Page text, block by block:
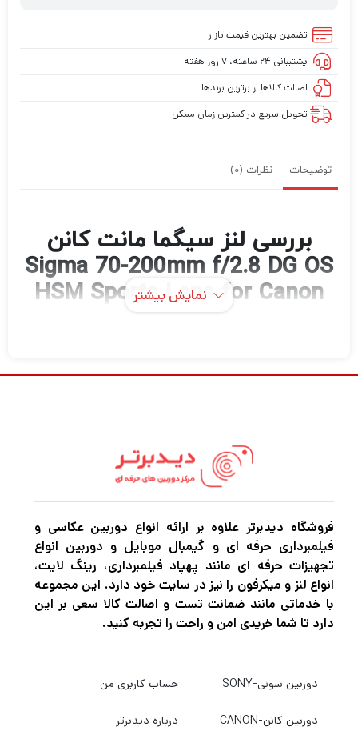
تضمین بهترین قیمت بازار
پشتیبانی ۲۴ ساعته، ۷ روز هفته
اصالت کالاها از برترین برندها
تحویل سریع در کمترین زمان ممکن
توضیحات نظرات (0)
بررسی لنز سیگما مانت کانن
Sigma 70-200mm f/2.8 DG OS
HSM Sports Lens for Canon
لنز ورزشی کانن EF Sigma 70-200mm f/2.8 DG
است که با طراحی روشن و پیچیده‌اش مشخص
شرایط نوری دشوار عالی است و همچنین کنترل
بیشتری بر عمق میدان برای ایزوله کردن سوژه ها
ارائه می دهد. با توجه به طرح اپتیکال، از 10
عنصر پراکندگی کم تاثیرگذار استفاده می‌شود تا
انحرافات رنگی و حاشیه‌های رنگی را به میزان زیادی
کاهش دهد تا وضوح و دقت رنگ بهبود یابد. یک
سرکوب شبح و شعله ور هنگام کار در شرایط نوری
قوی کمک می کند.
نمایش بیشتر
فروشگاه دیدبرتر علاوه بر ارائه انواع دوربین عکاسی و
فیلمبرداری حرفه ای و گیمبال موبایل و دوربین انواع
تجهیزات حرفه ای مانند پهپاد فیلمبرداری، رینگ لایت،
انواع لنز و میکرفون را نیز در سایت خود دارد. این مجموعه
با خدماتی مانند ضمانت تست و اصالت کالا سعی بر این
دارد تا شما خریدی امن و راحت را تجربه کنید.
دوربین سونی-SONY
دوربین کانن-CANON
حساب کاربری من
درباره دیدبرتر